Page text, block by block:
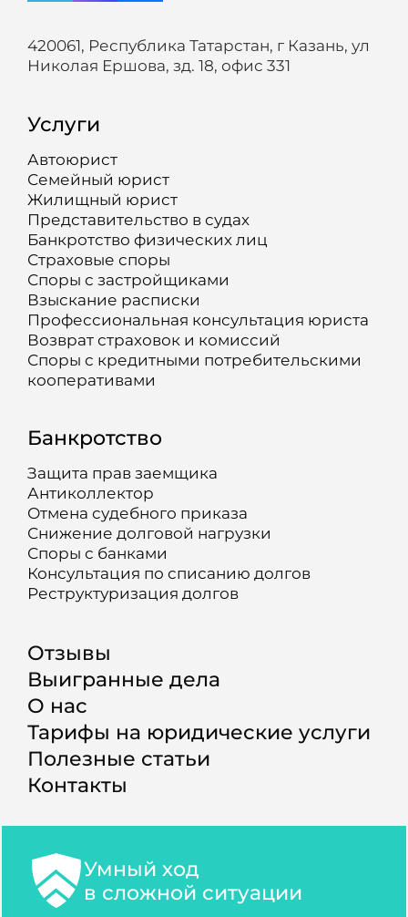
420061, Республика Татарстан, г Казань, ул
Николая Ершова, зд. 18, офис 331
Услуги
Автоюрист
Семейный юрист
Жилищный юрист
Представительство в судах
Банкротство физических лиц
Страховые споры
Споры с застройщиками
Взыскание расписки
Профессиональная консультация юриста
Возврат страховок и комиссий
Споры с кредитными потребительскими
кооперативами
Банкротство
Защита прав заемщика
Антиколлектор
Отмена судебного приказа
Снижение долговой нагрузки
Споры с банками
Консультация по списанию долгов
Реструктуризация долгов
Отзывы
Выигранные дела
О нас
Тарифы на юридические услуги
Полезные статьи
Контакты
Умный ход
в сложной ситуации